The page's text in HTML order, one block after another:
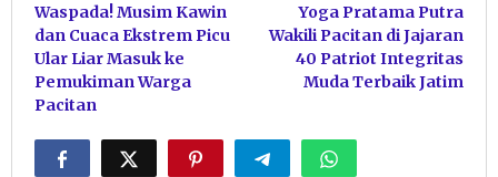
pos
Waspada! Musim Kawin
dan Cuaca Ekstrem Picu
Ular Liar Masuk ke
Pemukiman Warga
Pacitan
Yoga Pratama Putra
Wakili Pacitan di Jajaran
40 Patriot Integritas
Muda Terbaik Jatim